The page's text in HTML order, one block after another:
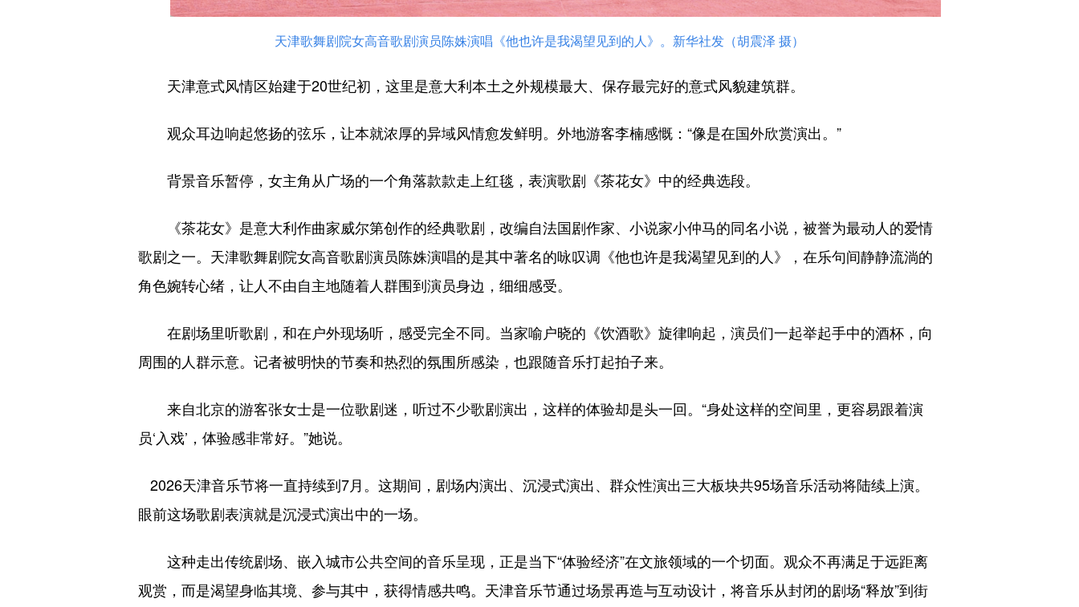
天津歌舞剧院女高音歌剧演员陈姝演唱《他也许是我渴望见到的人》。新华社发（胡震泽 摄）
天津意式风情区始建于20世纪初，这里是意大利本土之外规模最大、保存最完好的意式风貌建筑群。
观众耳边响起悠扬的弦乐，让本就浓厚的异域风情愈发鲜明。外地游客李楠感慨：“像是在国外欣赏演出。”
背景音乐暂停，女主角从广场的一个角落款款走上红毯，表演歌剧《茶花女》中的经典选段。
《茶花女》是意大利作曲家威尔第创作的经典歌剧，改编自法国剧作家、小说家小仲马的同名小说，被誉为最动人的爱情
歌剧之一。天津歌舞剧院女高音歌剧演员陈姝演唱的是其中著名的咏叹调《他也许是我渴望见到的人》，在乐句间静静流淌的
角色婉转心绪，让人不由自主地随着人群围到演员身边，细细感受。
在剧场里听歌剧，和在户外现场听，感受完全不同。当家喻户晓的《饮酒歌》旋律响起，演员们一起举起手中的酒杯，向
周围的人群示意。记者被明快的节奏和热烈的氛围所感染，也跟随音乐打起拍子来。
来自北京的游客张女士是一位歌剧迷，听过不少歌剧演出，这样的体验却是头一回。“身处这样的空间里，更容易跟着演
员‘入戏’，体验感非常好。”她说。
2026天津音乐节将一直持续到7月。这期间，剧场内演出、沉浸式演出、群众性演出三大板块共95场音乐活动将陆续上演。
眼前这场歌剧表演就是沉浸式演出中的一场。
这种走出传统剧场、嵌入城市公共空间的音乐呈现，正是当下“体验经济”在文旅领域的一个切面。观众不再满足于远距离
观赏，而是渴望身临其境、参与其中，获得情感共鸣。天津音乐节通过场景再造与互动设计，将音乐从封闭的剧场“释放”到街